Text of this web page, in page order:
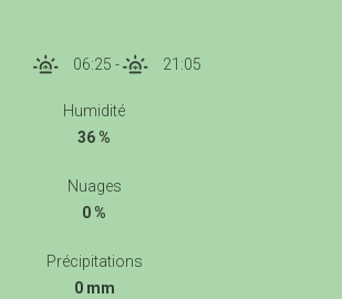
06:25 - 21:05
Humidité
36 %
Nuages
0 %
Précipitations
0 mm